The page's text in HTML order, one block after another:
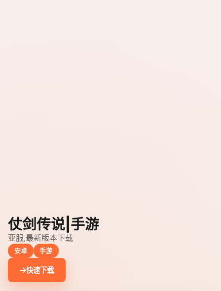
仗剑传说|手游
亚服,最新版本下载
安卓 手游
快速下载